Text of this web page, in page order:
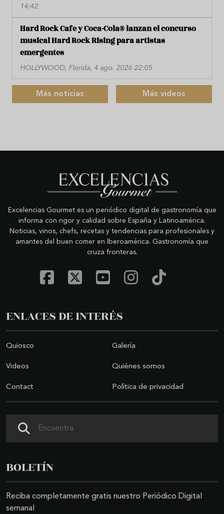
14:42
Hard Rock Cafe y Coca-Cola® lanzan el concurso
musical Hard Rock Rising para artistas
emergentes
HOLLYWOOD, Florida, 4 ago. 2026 22:05
Más noticias Más videos
Excelencias Gourmet es un periódico digital de gastronomía que
informa con rigor y calidad sobre España y Latinoamérica.
Noticias, vinos, chefs, recetas y tendencias para profesionales y
amantes del buen comer en Iberoamérica. Gastronomía que
cruza fronteras.
ENLACES DE INTERÉS
Quiosco Galería
Videos Quiénes somos
Contact Política de privacidad
BOLETÍN
Reciba completamente gratis nuestro Periódico Digital
semanal